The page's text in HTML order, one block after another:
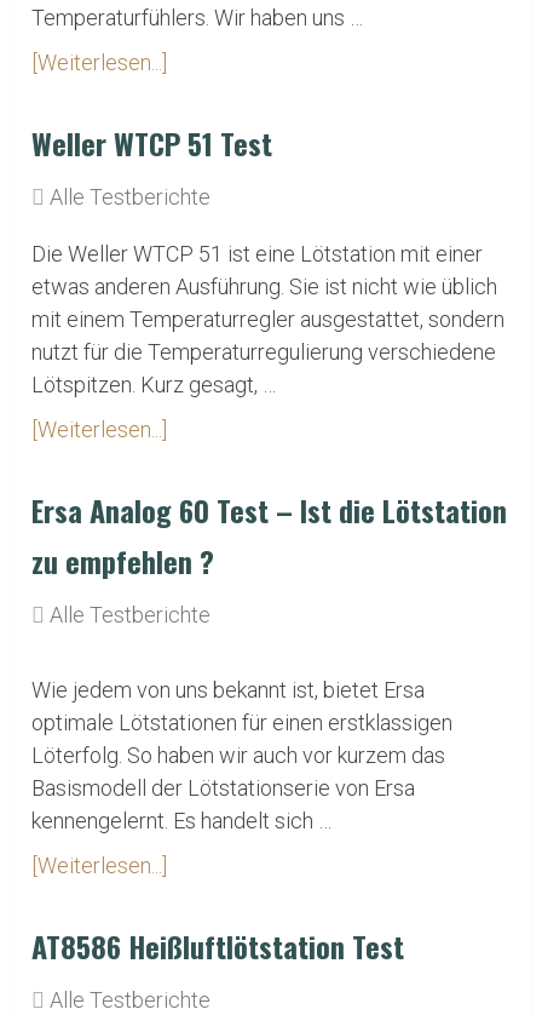
Temperaturfühlers. Wir haben uns …
[Weiterlesen...]
Weller WTCP 51 Test
Alle Testberichte
Die Weller WTCP 51 ist eine Lötstation mit einer
etwas anderen Ausführung. Sie ist nicht wie üblich
mit einem Temperaturregler ausgestattet, sondern
nutzt für die Temperaturregulierung verschiedene
Lötspitzen. Kurz gesagt, …
[Weiterlesen...]
Ersa Analog 60 Test – Ist die Lötstation
zu empfehlen ?
Alle Testberichte
Wie jedem von uns bekannt ist, bietet Ersa
optimale Lötstationen für einen erstklassigen
Löterfolg. So haben wir auch vor kurzem das
Basismodell der Lötstationserie von Ersa
kennengelernt. Es handelt sich …
[Weiterlesen...]
AT8586 Heißluftlötstation Test
Alle Testberichte